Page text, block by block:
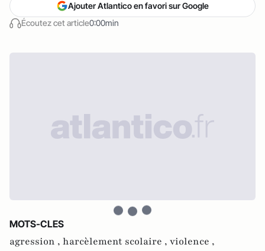
Écoutez cet article0:00min
Ajouter Atlantico en favori sur Google
MOTS-CLES
agression , harcèlement scolaire , violence ,